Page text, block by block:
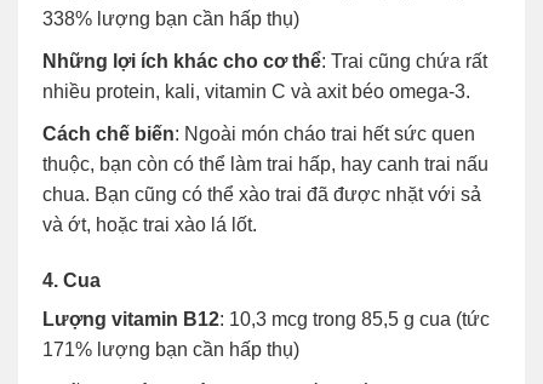
338% lượng bạn cần hấp thụ)
Những lợi ích khác cho cơ thể: Trai cũng chứa rất
nhiều protein, kali, vitamin C và axit béo omega-3.
Cách chế biến: Ngoài món cháo trai hết sức quen
thuộc, bạn còn có thể làm trai hấp, hay canh trai nấu
chua. Bạn cũng có thể xào trai đã được nhặt với sả
và ớt, hoặc trai xào lá lốt.
4. Cua
Lượng vitamin B12: 10,3 mcg trong 85,5 g cua (tức
171% lượng bạn cần hấp thụ)